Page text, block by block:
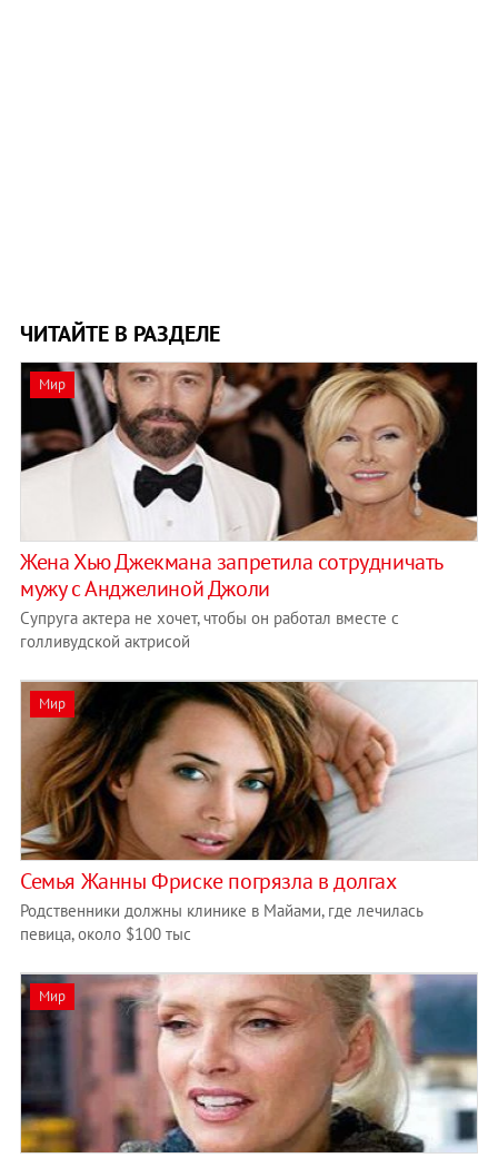
ЧИТАЙТЕ В РАЗДЕЛЕ
Мир
Жена Хью Джекмана запретила сотрудничать
мужу с Анджелиной Джоли
Супруга актера не хочет, чтобы он работал вместе с
голливудской актрисой
Мир
Семья Жанны Фриске погрязла в долгах
Родственники должны клинике в Майами, где лечилась
певица, около $100 тыс
Мир